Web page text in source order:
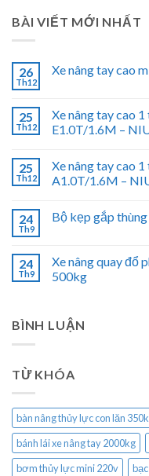
BÀI VIẾT MỚI NHẤT
26
Th12
Xe nâng tay cao
25
Th12
Xe nâng tay cao
E1.0T/1.6M –
25
Th12
Xe nâng tay cao
A1.0T/1.6M –
24
Th9
Bộ kẹp gắp
24
Th9
Xe nâng quay đổ
500kg
BÌNH LUẬN
TỪ KHÓA
bàn nâng thủy lực con lăn
bánh lái xe nâng tay 2000kg
bơm thủy lực mini 220v